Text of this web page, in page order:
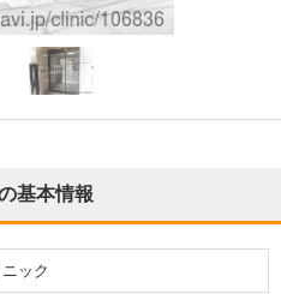
基本情報
ック